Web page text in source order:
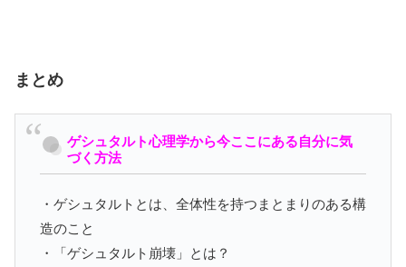
まとめ
ゲシュタルト心理学から今ここにある自分に気
づく方法
・ゲシュタルトとは、全体性を持つまとまりのある構
造のこと
・「ゲシュタルト崩壊」とは？